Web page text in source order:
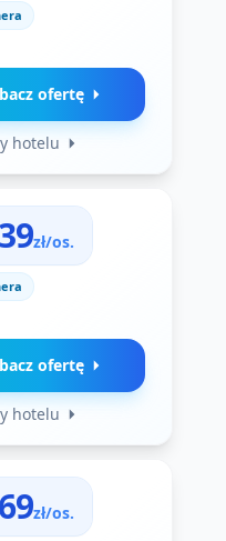
ofertę
hotelu
zł/os.
ofertę
hotelu
zł/os.